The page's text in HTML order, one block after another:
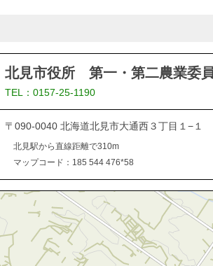
北見市役所 第一・第二農業委
TEL：0157-25-1190
〒090-0040 北海道北見市大通西３丁目１−１
北見駅から直線距離で310m
マップコード：185 544 476*58